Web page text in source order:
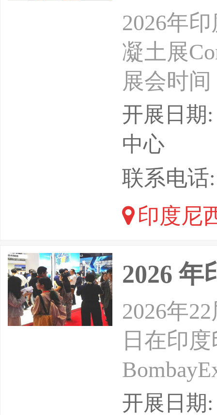
2026年
凝土展
展会时
办周期
&amp;印
盛瑞达
合主办
开展日期
中心
联系电话
印度尼
2026 年
2026年
日在印
届印度
开展日期